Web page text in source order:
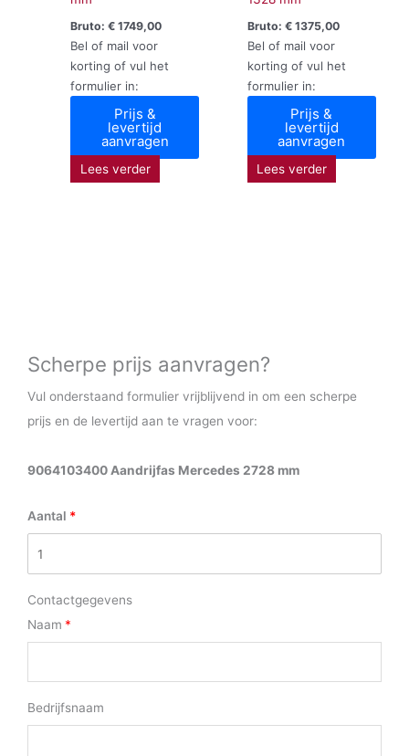
Bruto:€ 1749,00
Bel of mail voor
korting of vul het
formulier in:
Prijs &
levertijd
aanvragen
Lees verder
Bruto: €1375,00
Bel of mail voor
korting of vul het
formulier in:
Prijs &
levertijd
aanvragen
Lees verder
Scherpe prijs aanvragen?
Vul onderstaand formulier vrijblijvend in om een scherpe
prijs en de levertijd aan te vragen voor:
9064103400 Aandrijfas Mercedes 2728 mm
Aantal
Contactgegevens
Naam
Bedrijfsnaam